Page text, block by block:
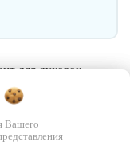
для духовок
освещения в
мм
Вашего